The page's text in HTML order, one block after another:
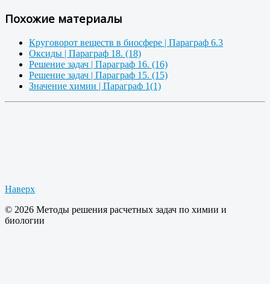
Похожие материалы
Круговорот веществ в биосфере | Параграф 6.3
Оксиды | Параграф 18. (18)
Решение задач | Параграф 16. (16)
Решение задач | Параграф 15. (15)
Значение химии | Параграф 1(1)
Наверх
© 2026 Методы решения расчетных задач по химии и
биологии